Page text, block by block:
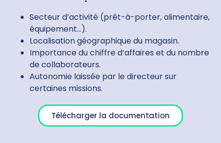
Secteur d’activité (prêt-à-porter, alimentaire,
équipement…).
Localisation géographique du magasin.
Importance du chiffre d’affaires et du nombre
de collaborateurs.
Autonomie laissée par le directeur sur
certaines missions.
Télécharger la documentation